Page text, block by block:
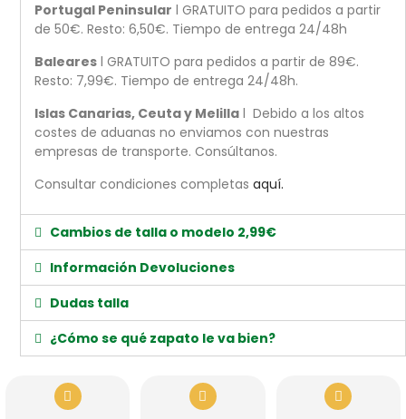
Portugal Peninsular l GRATUITO para pedidos a partir
de 50€. Resto: 6,50€. Tiempo de entrega 24/48h
Baleares l GRATUITO para pedidos a partir de 89€.
Resto: 7,99€. Tiempo de entrega 24/48h.
Islas Canarias, Ceuta y Melilla l Debido a los altos
costes de aduanas no enviamos con nuestras
empresas de transporte. Consúltanos.
Consultar condiciones completasaquí.
Cambios de talla o modelo 2,99€
Información Devoluciones
Dudas talla
¿Cómo se qué zapato le va bien?